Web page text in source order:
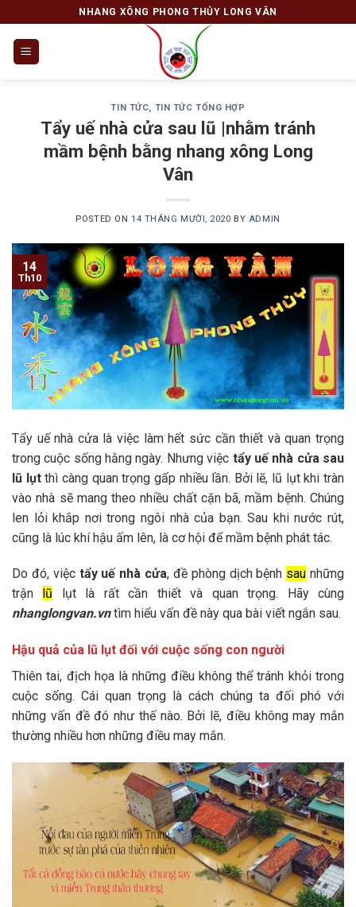
to
content
NHANG XÔNG PHONG THỦY LONG VÂN
TIN TỨC, TIN TỨC TỔNG HỢP
Tẩy uế nhà cửa sau lũ |nhằm tránh
mầm bệnh bằng nhang xông Long
Vân
POSTED ON 14 THÁNG MƯỜI, 2020 BY ADMIN
14
Th10
Tẩy uế nhà cửa là việc làm hết sức cần thiết và quan trọng
trong cuộc sống hằng ngày. Nhưng việc tẩy uế nhà cửa sau
lũ lụtthì càng quan trọng gấp nhiều lần. Bởi lẽ, lũ lụt khi tràn
vào nhà sẽ mang theo nhiều chất cặn bã, mầm bệnh. Chúng
len lỏi khắp nơi trong ngôi nhà của bạn. Sau khi nước rút,
cũng là lúc khí hậu ấm lên, là cơ hội để mầm bệnh phát tác.
Do đó, việc tẩy uế nhà cửa, đề phòng dịch bệnh sau những
trận
lũ lụt là rất cần thiết và quan trọng. Hãy cùng
nhanglongvan.vntìm hiểu vấn đề này qua bài viết ngắn sau.
Hậu quả của lũ lụt đối với cuộc sống con người
Thiên tai, địch họa là những điều không thể tránh khỏi trong
cuộc sống. Cái quan trọng là cách chúng ta đối phó với
những vấn đề đó như thế nào. Bởi lẽ, điều không may mắn
thường nhiều hơn những điều may mắn.